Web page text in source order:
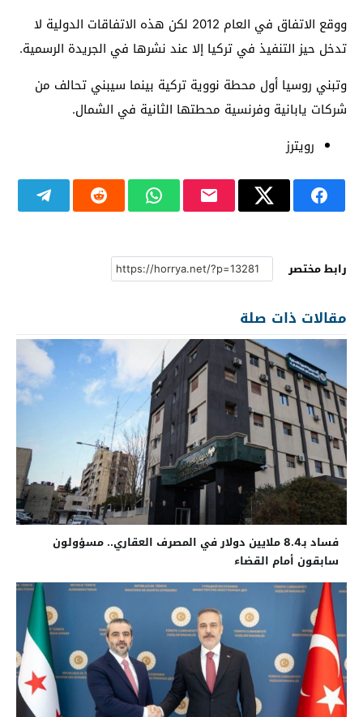
ووقع الاتفاق في العام 2012 لكن هذه الاتفاقات الدولية لا
تدخل حيز التنفيذ في تركيا إلا عند نشرها في الجريدة الرسمية.
وتبني روسيا أول محطة نووية تركية بينما سيبني تحالف من
شركات يابانية وفرنسية محطتها الثانية في الشمال.
رويترز
رابط مختصر
مقالات ذات صلة
فساد بـ8.4 ملايين دولار في المصرف العقاري.. مسؤولون
سابقون أمام القضاء